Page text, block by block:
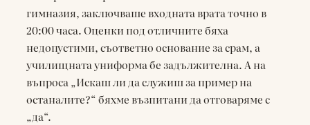
гимназия, заключваше входната врата точно в
20:00 часа. Оценки под отличните бяха
недопустими, съответно основание за срам, а
училищната униформа бе задължителна. А на
въпроса „Искаш ли да служиш за пример на
останалите?“ бяхме възпитани да отговаряме с
„да“.